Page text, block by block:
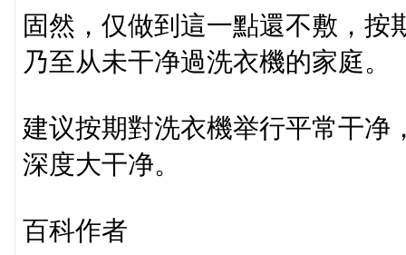
固然，仅做到這一點還不敷，
乃至从未干净過洗衣機的家庭。
建议按期對洗衣機举行平常干净
深度大干净。
百科作者